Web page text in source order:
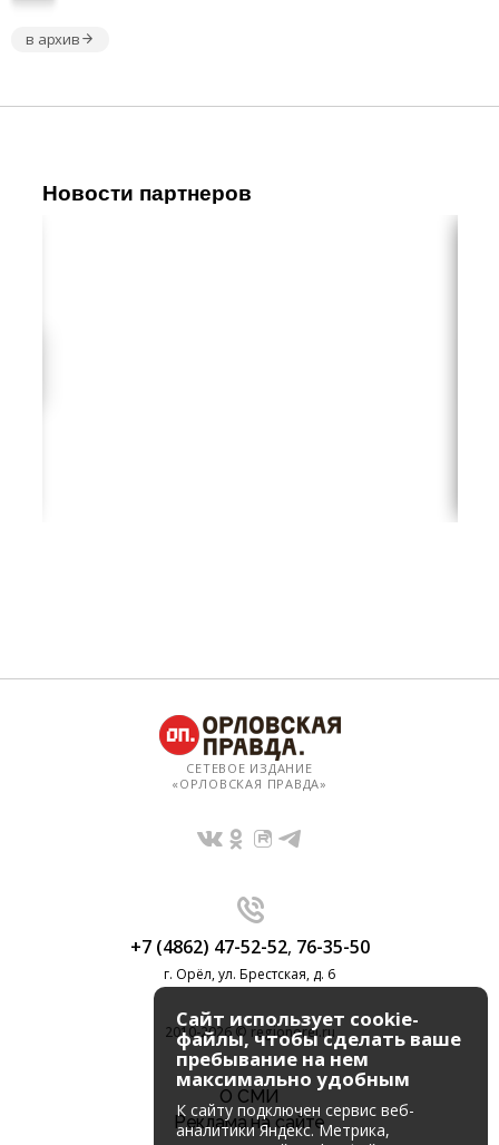
в архив
Новости партнеров
СЕТЕВОЕ ИЗДАНИЕ
«ОРЛОВСКАЯ ПРАВДА»
+7 (4862) 47-52-52, 76-35-50
г. Орёл, ул. Брестская, д. 6
2010-2026 © regionorel.ru
О СМИ
Реклама на сайте
Сайт использует cookie-
файлы, чтобы сделать ваше
пребывание на нем
максимально удобным
К cайту подключен сервис веб-
аналитики Яндекс. Метрика,